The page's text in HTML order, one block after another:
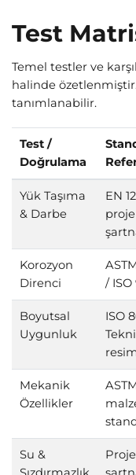
Test
Temel testler ve
halinde
tanımlanabilir.
Test /
Doğrulama
Yük Taşıma
& Darbe
EN
proje
Korozyon
Direnci
/ ISO
Boyutsal
Uygunluk
ISO
Mekanik
Özellikler
Su &
Proje